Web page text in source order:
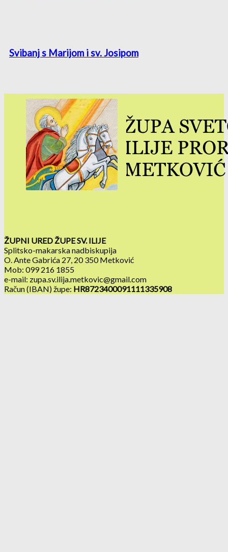
Svibanj s Marijom i sv. Josipom
ŽUPNI URED ŽUPE SV. ILIJE
Splitsko-makarska nadbiskupija
O. Ante Gabrića 27, 20 350 Metković
Mob: 099 216 1855
e-mail: zupa.sv.ilija.metkovic@gmail.com
Račun (IBAN) župe: HR8723400091111335908